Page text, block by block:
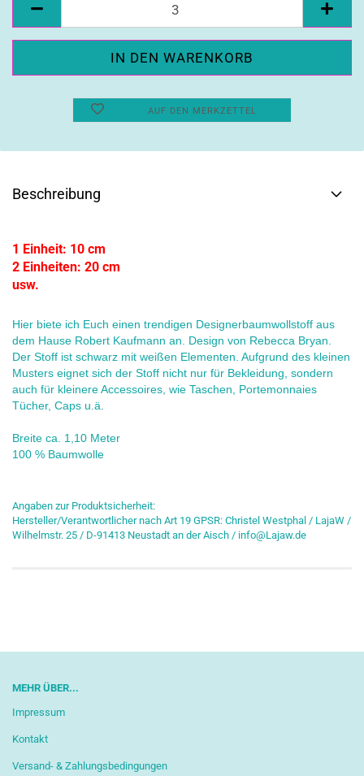
AUF DEN MERKZETTEL
Beschreibung
1 Einheit: 10 cm
2 Einheiten: 20 cm
usw.
Hier biete ich Euch einen trendigen Designerbaumwollstoff aus
dem Hause Robert Kaufmann an. Design von Rebecca Bryan.
Der Stoff ist schwarz mit weißen Elementen. Aufgrund des kleinen
Musters eignet sich der Stoff nicht nur für Bekleidung, sondern
auch für kleinere Accessoires, wie Taschen, Portemonnaies
Tücher, Caps u.ä.
Breite ca. 1,10 Meter
100 % Baumwolle
Angaben zur Produktsicherheit:
Hersteller/Verantwortlicher nach Art 19 GPSR: Christel Westphal / LajaW /
Wilhelmstr. 25 / D-91413 Neustadt an der Aisch / info@Lajaw.de
MEHR ÜBER...
Impressum
Kontakt
Versand- & Zahlungsbedingungen